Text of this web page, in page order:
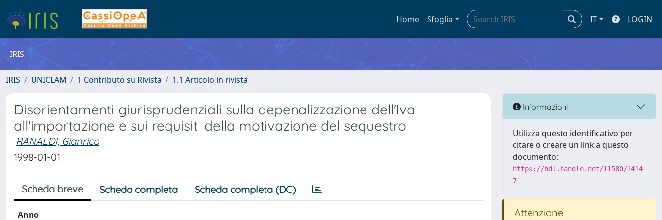
Home Sfoglia IT LOGIN
IRIS
IRIS UNICLAM 1 Contributo su Rivista 1.1 Articolo in rivista
Disorientamenti giurisprudenziali sulla depenalizzazione dell'Iva
all'importazione e sui requisiti della motivazione del sequestro
RANALDI, Gianrico
1998-01-01
Scheda breve Scheda completa Scheda completa (DC)
Anno
Informazioni
Utilizza questo identificativo per
citare o creare un link a questo
documento:
https://hdl.handle.net/11580/1414
7
Attenzione